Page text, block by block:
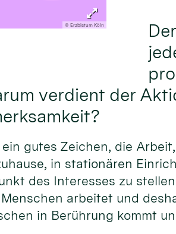
© Erzbistum Köln
verdient der
gutes Zeichen, die
in stationären
des Interesses zu
arbeitet und
in Berührung kommt